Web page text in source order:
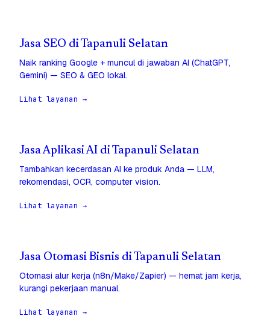
Jasa SEO di Tapanuli Selatan
Naik ranking Google + muncul di jawaban AI (ChatGPT,
Gemini) — SEO & GEO lokal.
Lihat layanan →
Jasa Aplikasi AI di Tapanuli Selatan
Tambahkan kecerdasan AI ke produk Anda — LLM,
rekomendasi, OCR, computer vision.
Lihat layanan →
Jasa Otomasi Bisnis di Tapanuli Selatan
Otomasi alur kerja (n8n/Make/Zapier) — hemat jam kerja,
kurangi pekerjaan manual.
Lihat layanan →